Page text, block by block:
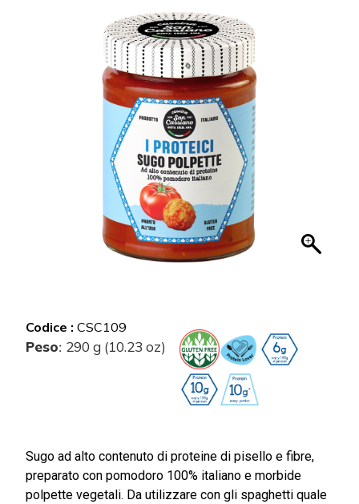
Codice : CSC109
Peso: 290 g (10.23 oz)
Sugo ad alto contenuto di proteine di pisello e fibre,
preparato con pomodoro 100% italiano e morbide
polpette vegetali. Da utilizzare con gli spaghetti quale